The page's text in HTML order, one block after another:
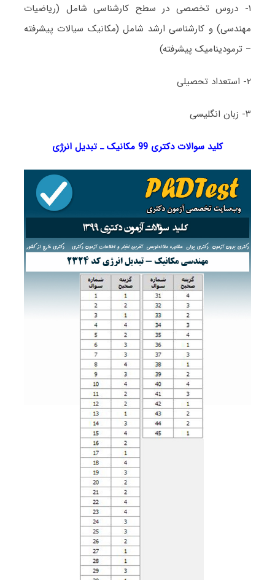
۱- دروس تخصصی در سطح کارشناسی شامل (ریاضیات
مهندسی) و کارشناسی ارشد شامل (مکانیک سیالات پیشرفته
– ترمودینامیک پیشرفته)
۲- استعداد تحصیلی
۳- زبان انگلیسی
کلید سوالات دکتری 99 مکانیک ـ تبدیل انرژی